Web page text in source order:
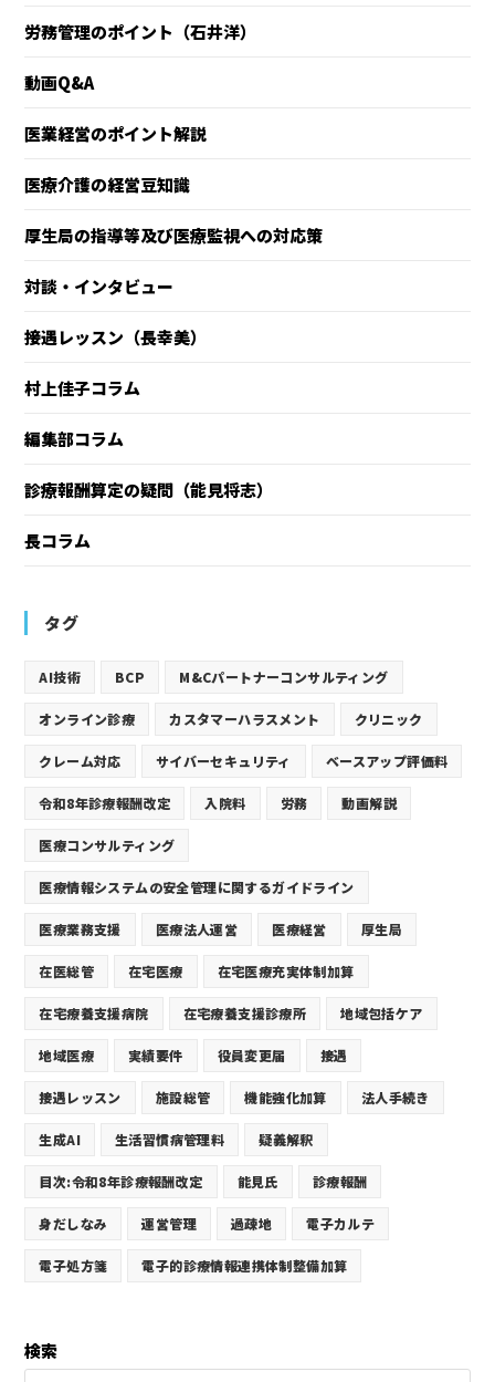
労務管理のポイント（石井洋）
動画Q&A
医業経営のポイント解説
医療介護の経営豆知識
厚生局の指導等及び医療監視への対応策
対談・インタビュー
接遇レッスン（長幸美）
村上佳子コラム
編集部コラム
診療報酬算定の疑問（能見将志）
長コラム
タグ
AI技術 BCP M&Cパートナーコンサルティング
オンライン診療 カスタマーハラスメント クリニック
クレーム対応 サイバーセキュリティ ベースアップ評価料
令和8年診療報酬改定 入院料 労務 動画解説
医療コンサルティング
医療情報システムの安全管理に関するガイドライン
医療業務支援 医療法人運営 医療経営 厚生局
在医総管 在宅医療 在宅医療充実体制加算
在宅療養支援病院 在宅療養支援診療所 地域包括ケア
地域医療 実績要件 役員変更届 接遇
接遇レッスン 施設総管 機能強化加算 法人手続き
生成AI 生活習慣病管理料 疑義解釈
目次:令和8年診療報酬改定 能見氏 診療報酬
身だしなみ 運営管理 過疎地 電子カルテ
電子処方箋 電子的診療情報連携体制整備加算
検索